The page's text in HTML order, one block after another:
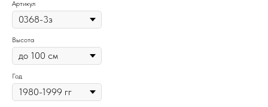
Артикул
Высота
Год